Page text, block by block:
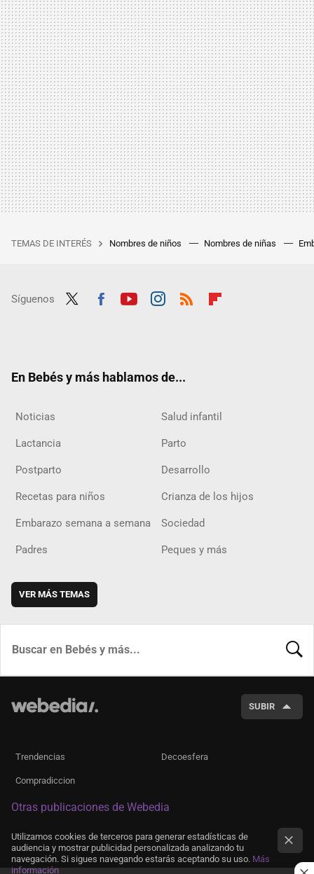
TEMAS DE INTERÉS Nombres de niños Nombres de niñas
Síguenos
En Bebés y más hablamos de...
Noticias Salud infantil
Lactancia Parto
Postparto Desarrollo
Recetas para niños Crianza de los hijos
Embarazo semana a semana Sociedad
Padres Peques y más
VER MÁS TEMAS
SUBIR
Trendencias Decoesfera
Compradiccion
Otras publicaciones de Webedia
Utilizamos cookies de terceros para generar estadísticas de
audiencia y mostrar publicidad personalizada analizando tu
navegación. Si sigues navegando estarás aceptando su uso. Más
información